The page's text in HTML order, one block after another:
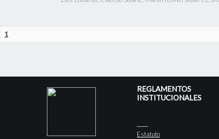
1
REGLAMENTOS
INSTITUCIONALES
Estatuto